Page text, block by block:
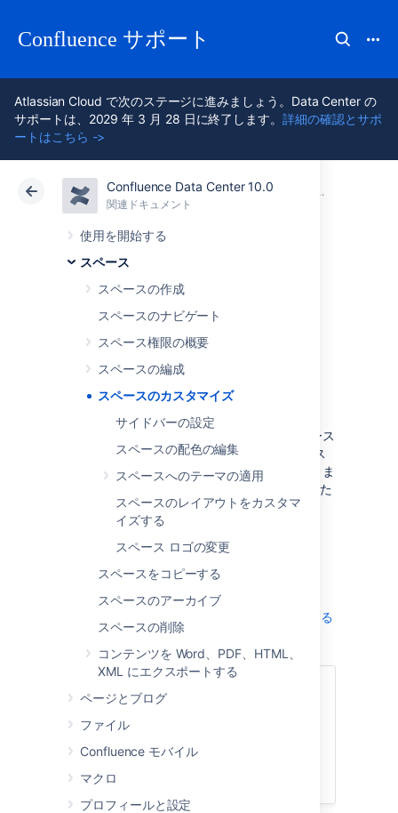
Confluence サポート
Atlassian Cloud で次のステージに進みましょう。Data Center の
サポートは、2029 年 3 月 28 日に終了します。詳細の確認とサポ
ートはこちら ->
Confluence Data Center 10.0
関連ドキュメント
使用を開始する
スペース
スペースの作成
スペースのナビゲート
スペース権限の概要
スペースの編成
スペースのカスタマイズ
サイドバーの設定
スペースの配色の編集
スペースへのテーマの適用
スペースのレイアウトをカスタマ
イズする
スペース ロゴの変更
スペースをコピーする
スペースのアーカイブ
スペースの削除
コンテンツを Word、PDF、HTML、
XML にエクスポートする
ページとブログ
ファイル
Confluence モバイル
マクロ
プロフィールと設定
アトラシアン サポート Confluence 10.0 関連ドキュメント
クラウド Data Center 10.0
スペースのカスタ
マイズ
スペースが目立つようにカスタマイズしましょ
スペース管理者権限を持っている場合、スペース
の配色の変更、独自のスペース ロゴの追加、ス
ペースのサイドバーに表示される項目の選択、ま
たは Atlassian Marketplace のテーマを利用した
スペース全体の外観の変更を行うことができま
サイドバーの設定
スペースの配色の編集
スペースへのテーマの適用
スペースのレイアウトをカスタマイズする
スペース ロゴの変更
ルをカスタマイズする
CSS で Confluence のスタイルを変
更する